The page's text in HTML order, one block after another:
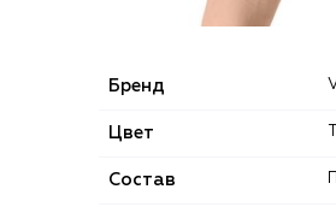
Бренд
Цвет
Состав